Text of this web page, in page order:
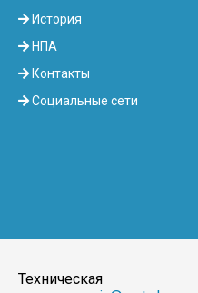
История
НПА
Контакты
Социальные сети
Техническая